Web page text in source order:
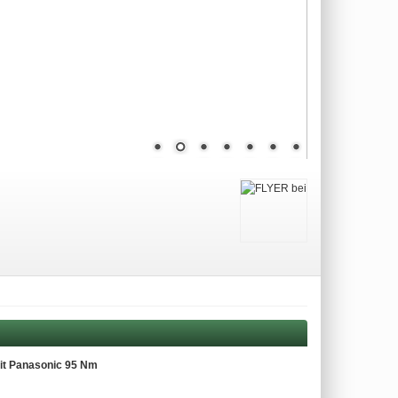
Panasonic 95 Nm